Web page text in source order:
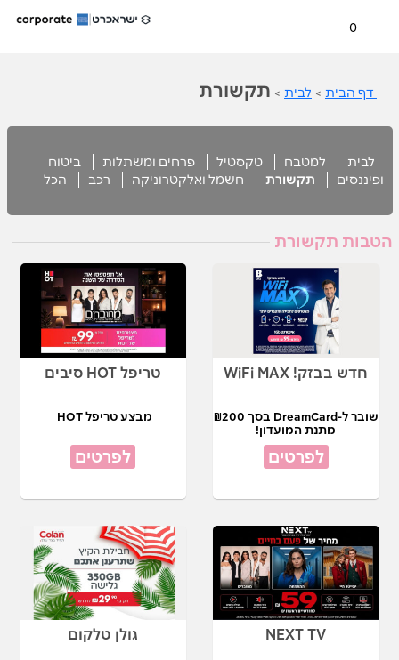
0
דף הבית > לבית > תקשורת
לבית למטבח טקסטיל פרחים ומשתלות
ביטוח
ופיננסים
תקשורת חשמל ואלקטרוניקה רכב הכל
הטבות תקשורת
חדש בבזק! WiFi MAX
שובר ל-DreamCard בסך ₪200
מתנת המועדון!
לפרטים
טריפל HOT סיבים
מבצע טריפל HOT
לפרטים
NEXT TV גולן טלקום